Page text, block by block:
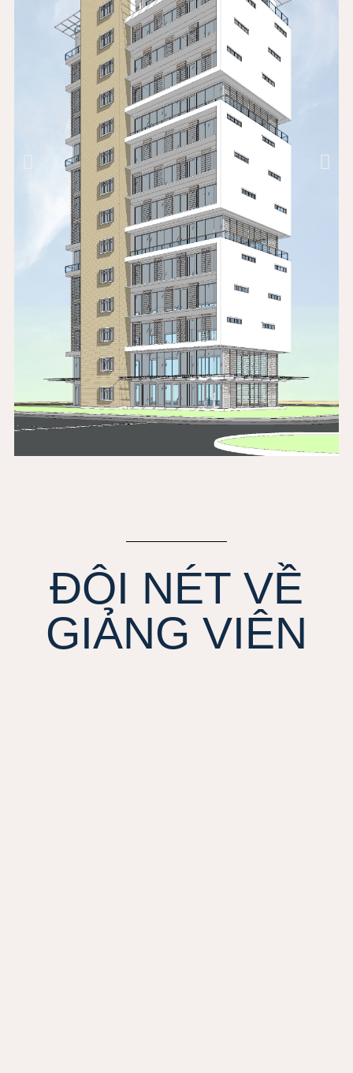
ĐÔI NÉT VỀ
GIẢNG VIÊN